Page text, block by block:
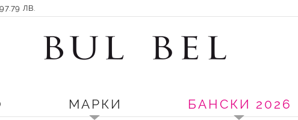
ЛВ.
МАРКИ БАНСКИ 2026